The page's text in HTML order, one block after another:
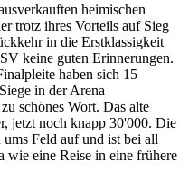
heimischen
trotz ihres Vorteils auf Sieg
in die Erstklassigkeit
keine guten Erinnerungen.
haben sich 15
in der Arena
schönes Wort. Das alte
jetzt noch knapp 30'000. Die
Feld auf und ist bei all
wie eine Reise in eine frühere